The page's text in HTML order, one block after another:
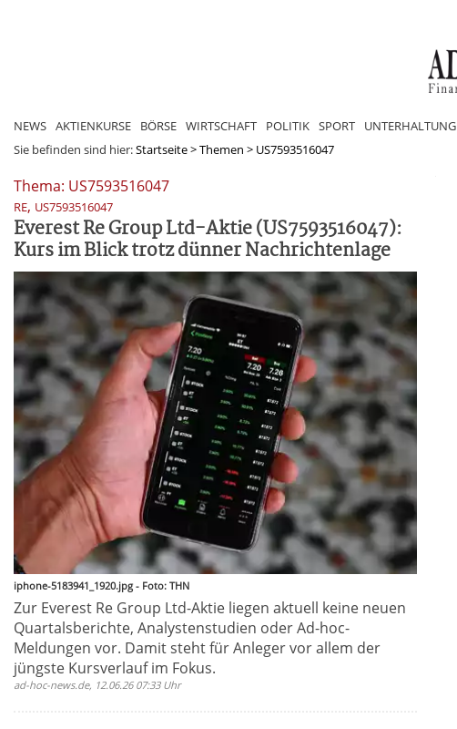
NEWS AKTIENKURSE BÖRSE WIRTSCHAFT POLITIK SPORT UNTERHALTUNG
Sie befinden sind hier:Startseite>Themen > US7593516047
Thema: US7593516047
RE, US7593516047
Everest Re Group Ltd-Aktie (US7593516047):
Kurs im Blick trotz dünner Nachrichtenlage
iphone-5183941_1920.jpg - Foto: THN
Zur Everest Re Group Ltd-Aktie liegen aktuell keine neuen
Quartalsberichte, Analystenstudien oder Ad-hoc-
Meldungen vor. Damit steht für Anleger vor allem der
jüngste Kursverlauf im Fokus.
ad-hoc-news.de, 12.06.26 07:33 Uhr